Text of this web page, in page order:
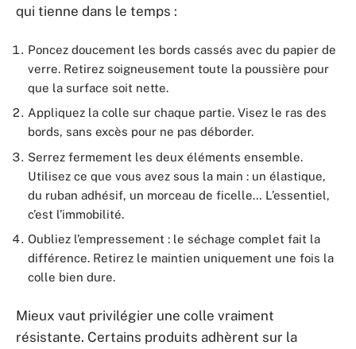
qui tienne dans le temps :
Poncez doucement les bords cassés avec du papier de
verre. Retirez soigneusement toute la poussière pour
que la surface soit nette.
Appliquez la colle sur chaque partie. Visez le ras des
bords, sans excès pour ne pas déborder.
Serrez fermement les deux éléments ensemble.
Utilisez ce que vous avez sous la main : un élastique,
du ruban adhésif, un morceau de ficelle… L’essentiel,
c’est l’immobilité.
Oubliez l’empressement : le séchage complet fait la
différence. Retirez le maintien uniquement une fois la
colle bien dure.
Mieux vaut privilégier une colle vraiment
résistante. Certains produits adhèrent sur la